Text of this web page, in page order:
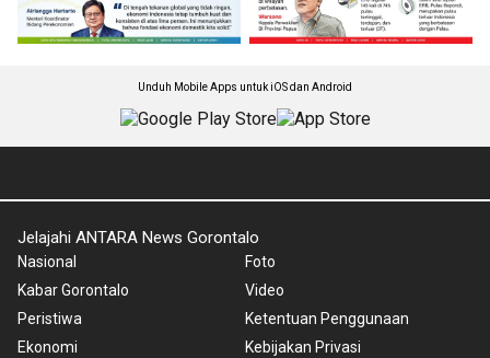
Unduh Mobile Apps untuk iOS dan Android
Jelajahi ANTARA News Gorontalo
Nasional
Kabar Gorontalo
Peristiwa
Ekonomi
Foto
Video
Ketentuan Penggunaan
Kebijakan Privasi